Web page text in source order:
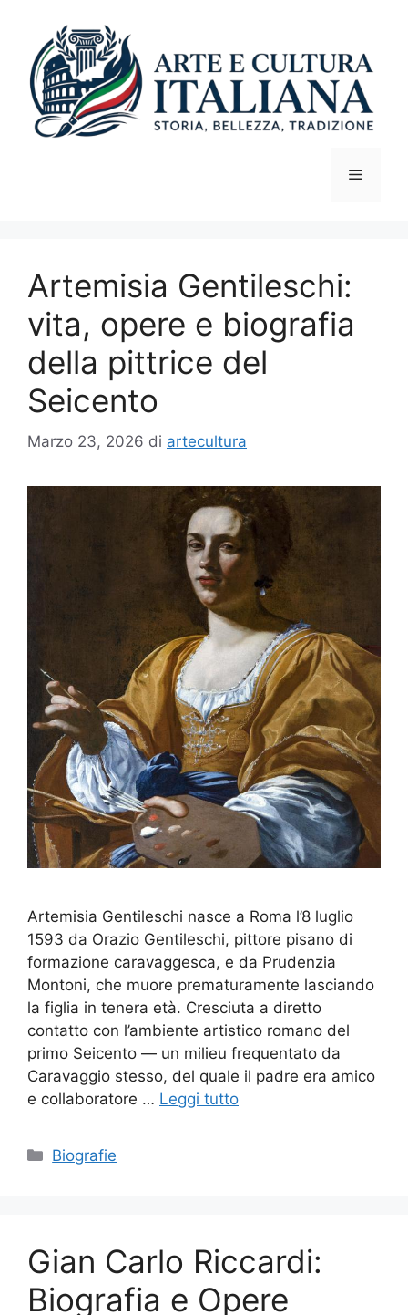
contenuto
Menu
Artemisia Gentileschi:
vita, opere e biografia
della pittrice del
Seicento
Marzo 23, 2026 di artecultura
Artemisia Gentileschi nasce a Roma l’8 luglio
1593 da Orazio Gentileschi, pittore pisano di
formazione caravaggesca, e da Prudenzia
Montoni, che muore prematuramente lasciando
la figlia in tenera età. Cresciuta a diretto
contatto con l’ambiente artistico romano del
primo Seicento — un milieu frequentato da
Caravaggio stesso, del quale il padre era amico
e collaboratore … Leggi tutto
Categorie
Biografie
Gian Carlo Riccardi:
Biografia e Opere